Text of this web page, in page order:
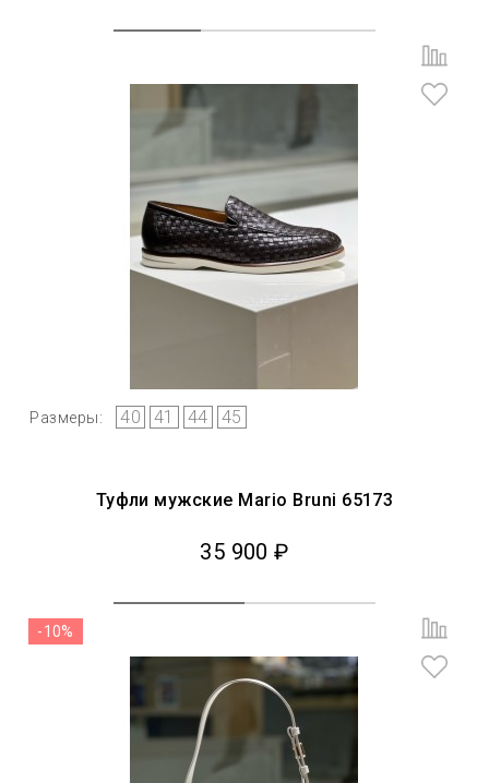
Размеры: 40 41 44 45
Туфли мужские Mario Bruni 65173
35 900 ₽
-10%